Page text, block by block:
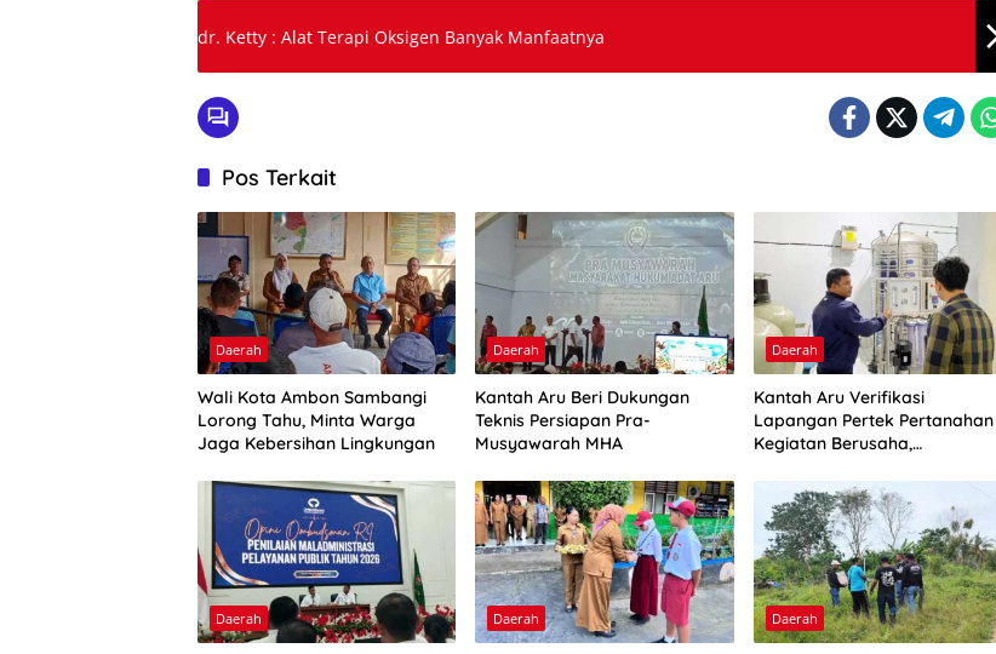
dr. Ketty : Alat Terapi Oksigen Banyak Manfaatnya
Pos Terkait
Daerah
Wali Kota Ambon Sambangi
Lorong Tahu, Minta Warga
Jaga Kebersihan Lingkungan
Daerah
Kantah Aru Beri Dukungan
Teknis Persiapan Pra-
Musyawarah MHA
Daerah
Kantah Aru Verifikasi
Lapangan Pertek Pertanahan
Kegiatan Berusaha,
Daerah Daerah Daerah